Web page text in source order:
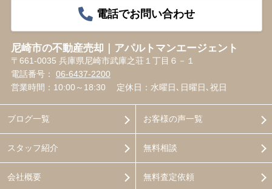
電話でお問い合わせ
尼崎市の不動産売却｜アパルトマンエージェント
〒661-0035 兵庫県尼崎市武庫之荘１丁目６－１
電話番号： 06-6437-2200
営業時間：10:00～18:30
定休日：水曜日､日曜日､祝日
ブログ一覧
スタッフ紹介
会社概要
お客様の声一覧
無料相談
無料査定依頼